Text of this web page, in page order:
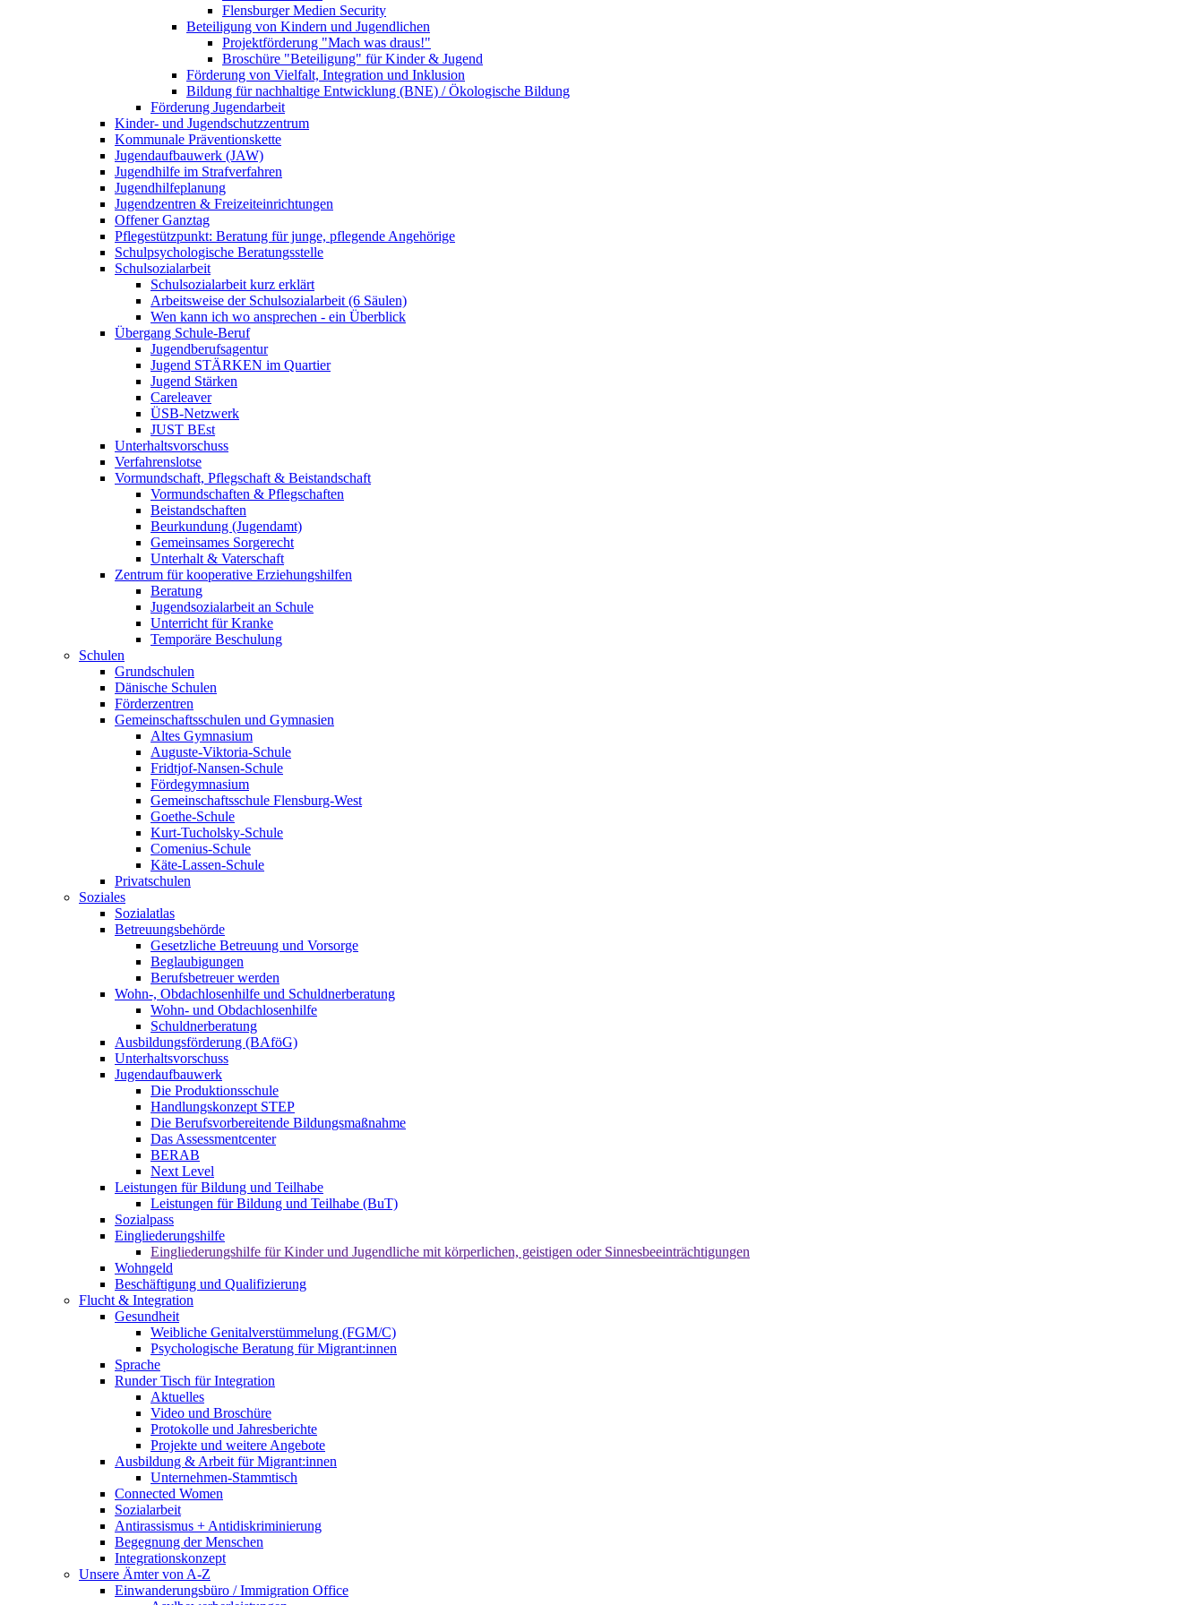
Flensburger Medien Security
Beteiligung von Kindern und Jugendlichen
Projektförderung "Mach was draus!"
Broschüre "Beteiligung" für Kinder & Jugend
Förderung von Vielfalt, Integration und Inklusion
Bildung für nachhaltige Entwicklung (BNE) / Ökologische Bildung
Förderung Jugendarbeit
Kinder- und Jugendschutzzentrum
Kommunale Präventionskette
Jugendaufbauwerk (JAW)
Jugendhilfe im Strafverfahren
Jugendhilfeplanung
Jugendzentren & Freizeiteinrichtungen
Offener Ganztag
Pflegestützpunkt: Beratung für junge, pflegende Angehörige
Schulpsychologische Beratungsstelle
Schulsozialarbeit
Schulsozialarbeit kurz erklärt
Arbeitsweise der Schulsozialarbeit (6 Säulen)
Wen kann ich wo ansprechen - ein Überblick
Übergang Schule-Beruf
Jugendberufsagentur
Jugend STÄRKEN im Quartier
Jugend Stärken
Careleaver
ÜSB-Netzwerk
JUST BEst
Unterhaltsvorschuss
Verfahrenslotse
Vormundschaft, Pflegschaft & Beistandschaft
Vormundschaften & Pflegschaften
Beistandschaften
Beurkundung (Jugendamt)
Gemeinsames Sorgerecht
Unterhalt & Vaterschaft
Zentrum für kooperative Erziehungshilfen
Beratung
Jugendsozialarbeit an Schule
Unterricht für Kranke
Temporäre Beschulung
Schulen
Grundschulen
Dänische Schulen
Förderzentren
Gemeinschaftsschulen und Gymnasien
Altes Gymnasium
Auguste-Viktoria-Schule
Fridtjof-Nansen-Schule
Fördegymnasium
Gemeinschaftsschule Flensburg-West
Goethe-Schule
Kurt-Tucholsky-Schule
Comenius-Schule
Käte-Lassen-Schule
Privatschulen
Soziales
Sozialatlas
Betreuungsbehörde
Gesetzliche Betreuung und Vorsorge
Beglaubigungen
Berufsbetreuer werden
Wohn-, Obdachlosenhilfe und Schuldnerberatung
Wohn- und Obdachlosenhilfe
Schuldnerberatung
Ausbildungsförderung (BAföG)
Unterhaltsvorschuss
Jugendaufbauwerk
Die Produktionsschule
Handlungskonzept STEP
Die Berufsvorbereitende Bildungsmaßnahme
Das Assessmentcenter
BERAB
Next Level
Leistungen für Bildung und Teilhabe
Leistungen für Bildung und Teilhabe (BuT)
Sozialpass
Eingliederungshilfe
Eingliederungshilfe für Kinder und Jugendliche mit körperlichen, geistigen oder Sinnesbeeinträchtigungen
Wohngeld
Beschäftigung und Qualifizierung
Flucht & Integration
Gesundheit
Weibliche Genitalverstümmelung (FGM/C)
Psychologische Beratung für Migrant:innen
Sprache
Runder Tisch für Integration
Aktuelles
Video und Broschüre
Protokolle und Jahresberichte
Projekte und weitere Angebote
Ausbildung & Arbeit für Migrant:innen
Unternehmen-Stammtisch
Connected Women
Sozialarbeit
Antirassismus + Antidiskriminierung
Begegnung der Menschen
Integrationskonzept
Unsere Ämter von A-Z
Einwanderungsbüro / Immigration Office